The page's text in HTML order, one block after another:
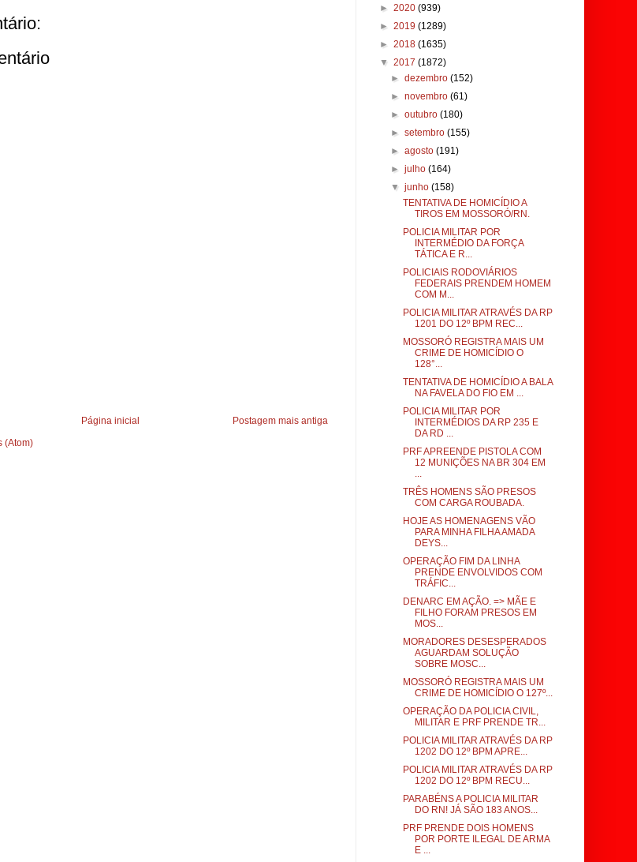
Postagem mais antiga
Página inicial
(Atom)
► 2020 (939)
► 2019 (1289)
► 2018 (1635)
▼ 2017 (1872)
►dezembro(152)
►novembro(61)
►outubro(180)
►setembro(155)
►agosto(191)
►julho(164)
▼junho(158)
TENTATIVA DE HOMICÍDIO A
TIROS EM MOSSORÓ/RN.
POLICIA MILITAR POR
INTERMÉDIO DA FORÇA
TÁTICA E R...
POLICIAIS RODOVIÁRIOS
FEDERAIS PRENDEM HOMEM
COM M...
POLICIA MILITAR ATRAVÉS DA RP
1201 DO 12º BPM REC...
MOSSORÓ REGISTRA MAIS UM
CRIME DE HOMICÍDIO O
128°...
TENTATIVA DE HOMICÍDIO A BALA
NA FAVELA DO FIO EM ...
POLICIA MILITAR POR
INTERMÉDIOS DA RP 235 E
DA RD ...
PRF APREENDE PISTOLA COM
12 MUNIÇÕES NA BR 304 EM
...
TRÊS HOMENS SÃO PRESOS
COM CARGA ROUBADA.
HOJE AS HOMENAGENS VÃO
PARA MINHA FILHA AMADA
DEYS...
OPERAÇÃO FIM DA LINHA
PRENDE ENVOLVIDOS COM
TRÁFIC...
DENARC EM AÇÃO. => MÃE E
FILHO FORAM PRESOS EM
MOS...
MORADORES DESESPERADOS
AGUARDAM SOLUÇÃO
SOBRE MOSC...
MOSSORÓ REGISTRA MAIS UM
CRIME DE HOMICÍDIO O 127º...
OPERAÇÃO DA POLICIA CIVIL,
MILITAR E PRF PRENDE TR...
POLICIA MILITAR ATRAVÉS DA RP
1202 DO 12º BPM APRE...
POLICIA MILITAR ATRAVÉS DA RP
1202 DO 12º BPM RECU...
PARABÉNS A POLICIA MILITAR
DO RN! JÁ SÃO 183 ANOS...
PRF PRENDE DOIS HOMENS
POR PORTE ILEGAL DE ARMA
E ...